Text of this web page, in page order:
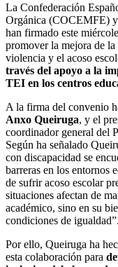
La Confederación
Orgánica (COCEMFE)
han firmado este
promover la mejora de
violencia y el acoso
través del apoyo a la
TEI en los centros
A la firma del convenio
Anxo Queiruga, y el
coordinador general del
Según ha señalado
con discapacidad se
barreras en los entornos
de sufrir acoso escolar
situaciones afectan de
académico, sino en su
condiciones de igualdad”.
Por ello, Queiruga ha
esta colaboración para